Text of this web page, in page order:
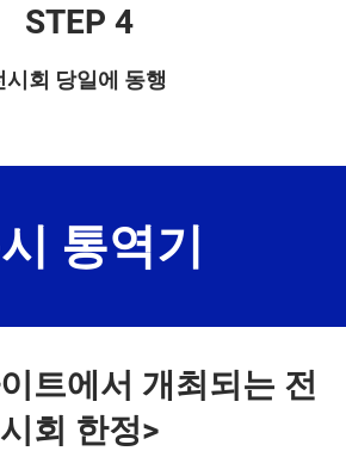
STEP 4
시회 당일에 동행
통역기
트에서 개최되는 전
시회 한정>